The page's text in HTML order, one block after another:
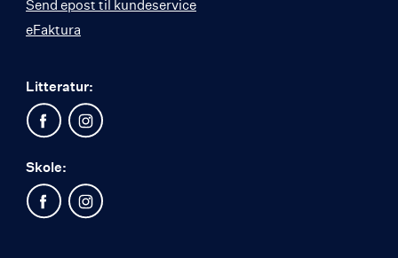
Send epost til kundeservice
eFaktura
Litteratur:
Skole: